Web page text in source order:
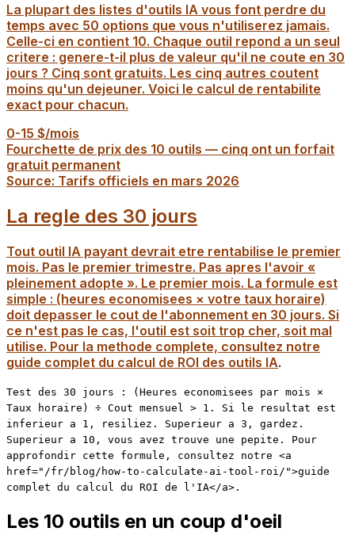
La plupart des listes d'outils IA vous font perdre du
temps avec 50 options que vous n'utiliserez jamais.
Celle-ci en contient 10. Chaque outil repond a un seul
critere : genere-t-il plus de valeur qu'il ne coute en 30
jours ? Cinq sont gratuits. Les cinq autres coutent
moins qu'un dejeuner. Voici le calcul de rentabilite
exact pour chacun.
0-15 $/mois
Fourchette de prix des 10 outils — cinq ont un forfait
gratuit permanent
Source: Tarifs officiels en mars 2026
La regle des 30 jours
Tout outil IA payant devrait etre rentabilise le premier
mois. Pas le premier trimestre. Pas apres l'avoir «
pleinement adopte ». Le premier mois. La formule est
simple : (heures economisees × votre taux horaire)
doit depasser le cout de l'abonnement en 30 jours. Si
ce n'est pas le cas, l'outil est soit trop cher, soit mal
utilise. Pour la methode complete, consultez notre
guide complet du calcul de ROI des outils IA.
Test des 30 jours : (Heures economisees par mois ×
Taux horaire) ÷ Cout mensuel > 1. Si le resultat est
inferieur a 1, resiliez. Superieur a 3, gardez.
Superieur a 10, vous avez trouve une pepite. Pour
approfondir cette formule, consultez notre <a
href="/fr/blog/how-to-calculate-ai-tool-roi/">guide
complet du calcul du ROI de l'IA</a>.
Les 10 outils en un coup d'oeil